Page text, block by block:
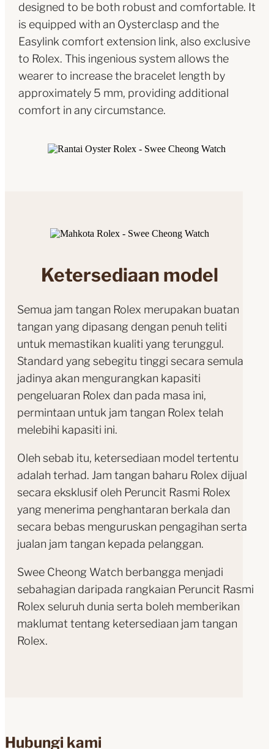
designed to be both robust and comfortable. It
is equipped with an Oysterclasp and the
Easylink comfort extension link, also exclusive
to Rolex. This ingenious system allows the
wearer to increase the bracelet length by
approximately 5 mm, providing additional
comfort in any circumstance.
Ketersediaan model
Semua jam tangan Rolex merupakan buatan
tangan yang dipasang dengan penuh teliti
untuk memastikan kualiti yang terunggul.
Standard yang sebegitu tinggi secara semula
jadinya akan mengurangkan kapasiti
pengeluaran Rolex dan pada masa ini,
permintaan untuk jam tangan Rolex telah
melebihi kapasiti ini.
Oleh sebab itu, ketersediaan model tertentu
adalah terhad. Jam tangan baharu Rolex dijual
secara eksklusif oleh Peruncit Rasmi Rolex
yang menerima penghantaran berkala dan
secara bebas menguruskan pengagihan serta
jualan jam tangan kepada pelanggan.
Swee Cheong Watch berbangga menjadi
sebahagian daripada rangkaian Peruncit Rasmi
Rolex seluruh dunia serta boleh memberikan
maklumat tentang ketersediaan jam tangan
Rolex.
Hubungi kami